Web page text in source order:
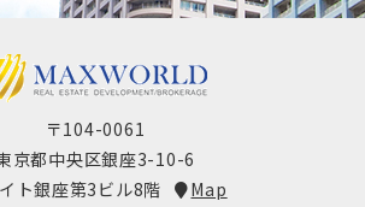
〒104-0061
京都中央区銀座3-10-6
ト銀座第3ビル8階
Map